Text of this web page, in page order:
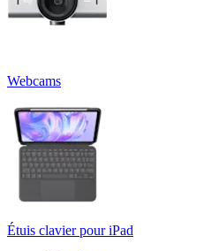
Webcams
Étuis clavier pour iPad